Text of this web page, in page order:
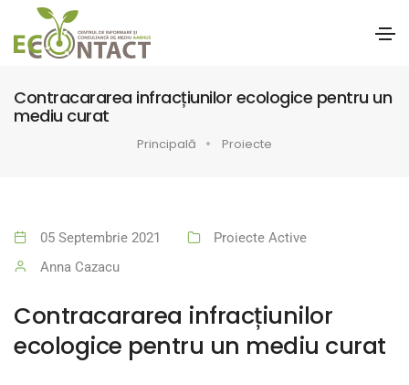
Contracararea infracțiunilor ecologice pentru un
mediu curat
Principală Proiecte
05 Septembrie 2021
Proiecte Active
Anna Cazacu
Contracararea infracțiunilor
ecologice pentru un mediu curat